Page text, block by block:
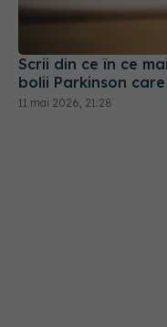
Scrii din ce în ce
bolii Parkinson
11 mai 2026, 21:28